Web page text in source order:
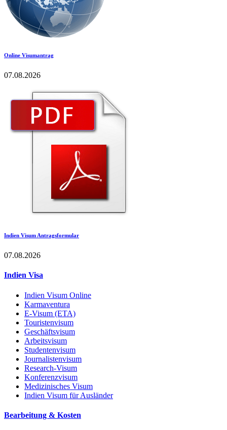
Online Visumantrag
07.08.2026
Indien Visum Antragsformular
07.08.2026
Indien Visa
Indien Visum Online
Karmaventura
E-Visum (ETA)
Touristenvisum
Geschäftsvisum
Arbeitsvisum
Studentenvisum
Journalistenvisum
Research-Visum
Konferenzvisum
Medizinisches Visum
Indien Visum für Ausländer
Bearbeitung & Kosten